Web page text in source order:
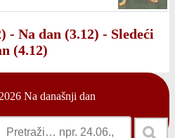
- Na dan (3.12) - Sledeći
(4.12)
Na današnji dan